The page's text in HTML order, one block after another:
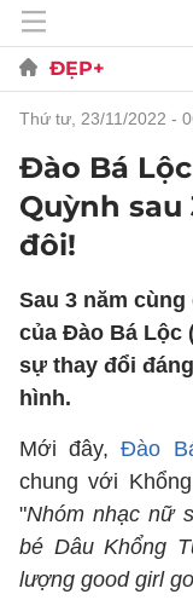
ĐẸP+
thứ tư, 23/11/2022 -
Đào Bá
Quỳnh sau
đôi!
Sau 3 năm
của Đào Bá Lộc
sự thay đổi
hình.
Mới đây,Đào
chung với
"Nhóm nhạc nữ
bé Dâu Khổng
lượng good girl